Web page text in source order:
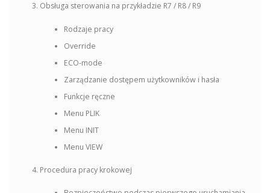
Obsługa sterowania na przykładzie R7 / R8 / R9
Rodzaje pracy
Override
ECO-mode
Zarządzanie dostępem użytkowników i hasła
Funkcje ręczne
Menu PLIK
Menu INIT
Menu VIEW
Procedura pracy krokowej